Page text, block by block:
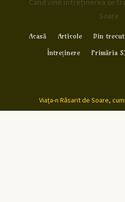
Când vine întreținerea se
Soare
Acasă Articole Din trecut
Întreținere
Primăria
Viața-n Răsarit de Soare,